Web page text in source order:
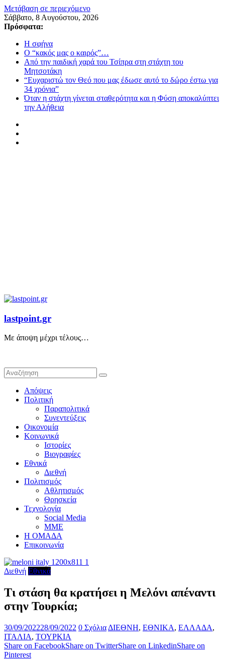
Μετάβαση σε περιεχόμενο
Σάββατο, 8 Αυγούστου, 2026
Πρόσφατα:
Η σφήνα
Ο “κακός μας ο καιρός”…
Από την παιδική χαρά του Τσίπρα στη στάχτη του
Μητσοτάκη
“Ευχαριστώ τον Θεό που μας έδωσε αυτό το δώρο έστω για
34 χρόνια”
Όταν η στάχτη γίνεται σταθερότητα και η Φύση αποκαλύπτει
την Αλήθεια
lastpoint.gr
Με άποψη μέχρι τέλους…
Απόψεις
Πολιτική
Παραπολιτικά
Συνεντεύξεις
Οικονομία
Κοινωνικά
Ιστορίες
Βιογραφίες
Εθνικά
Διεθνή
Πολιτισμός
Αθλητισμός
Θρησκεία
Τεχνολογία
Social Media
ΜΜΕ
Η ΟΜΑΔΑ
Επικοινωνία
Διεθνή Εθνικά
Τι στάση θα κρατήσει η Μελόνι απέναντι
στην Τουρκία;
30/09/202228/09/2022 0 Σχόλια ΔΙΕΘΝΗ, ΕΘΝΙΚΑ, ΕΛΛΑΔΑ,
ΙΤΑΛΙΑ, ΤΟΥΡΚΙΑ
Share on FacebookShare on TwitterShare on LinkedinShare on
Pinterest